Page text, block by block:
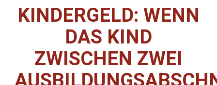
KINDERGELD: WENN
DAS KIND
ZWISCHEN ZWEI